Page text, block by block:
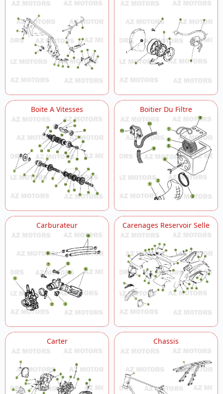
Commandes Guidon
Cylindre Culasse Distribution
Echappement
Fourche
Freins
Installation De Refroidissement
Installation De Refroidissement 2
Installation Electrique
Kickstarter
Roue Arriere
Roue Avant
Suspension Arriere
Transmission Principale Embrayage
Vilebrequin Piston Contre Arbre
Boite A Vitesses Boitier Du Filtre
Carburateur Carenages Reservoir Selle
Carter Chassis